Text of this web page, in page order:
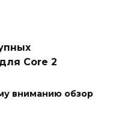
Core 2
вниманию обзор